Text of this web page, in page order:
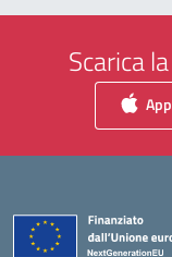
Scarica